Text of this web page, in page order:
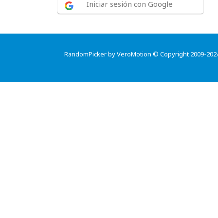
Iniciar sesión con Google
RandomPicker by VeroMotion © Copyright 2009-